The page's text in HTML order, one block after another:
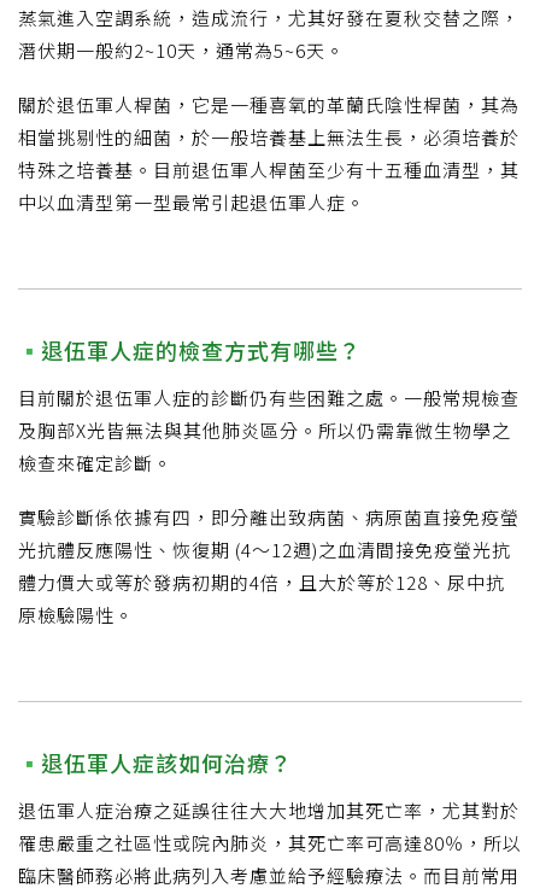
蒸氣進入空調系統，造成流行，尤其好發在夏秋交替之際，
潛伏期一般約2~10天，通常為5~6天。
關於退伍軍人桿菌，它是一種喜氧的革蘭氏陰性桿菌，其為
相當挑剔性的細菌，於一般培養基上無法生長，必須培養於
特殊之培養基。目前退伍軍人桿菌至少有十五種血清型，其
中以血清型第一型最常引起退伍軍人症。
退伍軍人症的檢查方式有哪些？
目前關於退伍軍人症的診斷仍有些困難之處。一般常規檢查
及胸部X光皆無法與其他肺炎區分。所以仍需靠微生物學之
檢查來確定診斷。
實驗診斷係依據有四，即分離出致病菌、病原菌直接免疫螢
光抗體反應陽性、恢復期 (4～12週)之血清間接免疫螢光抗
體力價大或等於發病初期的4倍，且大於等於128、尿中抗
原檢驗陽性。
退伍軍人症該如何治療？
退伍軍人症治療之延誤往往大大地增加其死亡率，尤其對於
罹患嚴重之社區性或院內肺炎，其死亡率可高達80％，所以
臨床醫師務必將此病列入考慮並給予經驗療法。而目前常用